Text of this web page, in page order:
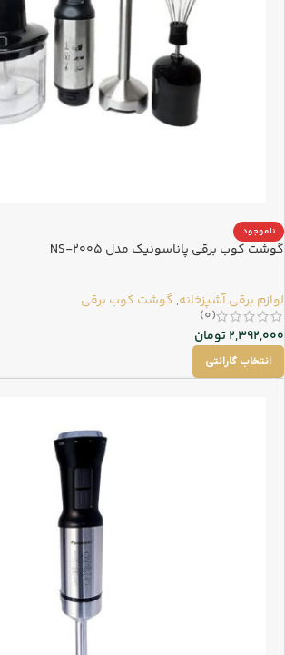
ناموجود
گوشت کوب برقی پاناسونیک مدل NS-2005
لوازم برقی آشپزخانه, گوشت کوب برقی
(0)
2,392,000تومان
انتخاب گارانتی